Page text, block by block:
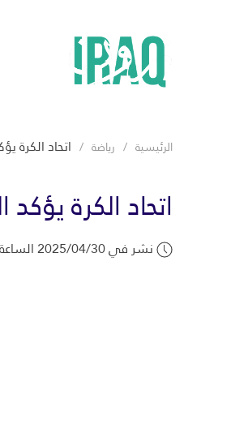
الرئيسية رياضة اتحاد
اتحاد الكرة
نشر في 2025/04/30 الساعة 3:01 م